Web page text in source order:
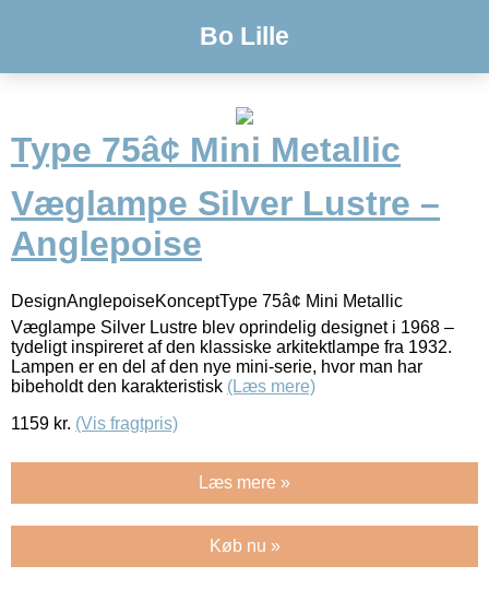
Bo Lille
Type 75â¢ Mini Metallic
Væglampe Silver Lustre –
Anglepoise
DesignAnglepoiseKonceptType 75â¢ Mini Metallic
Væglampe Silver Lustre blev oprindelig designet i 1968 –
tydeligt inspireret af den klassiske arkitektlampe fra 1932.
Lampen er en del af den nye mini-serie, hvor man har
bibeholdt den karakteristisk (Læs mere)
1159 kr. (Vis fragtpris)
Læs mere »
Køb nu »